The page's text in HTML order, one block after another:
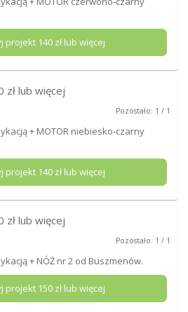
projekt 140zł lub więcej
zł lub więcej
Pozostało: 1 / 1
+ MOTOR niebiesko-czarny
projekt 140zł lub więcej
zł lub więcej
Pozostało: 1 / 1
+ NÓŻ nr 2 od Buszmenów.
projekt 150zł lub więcej